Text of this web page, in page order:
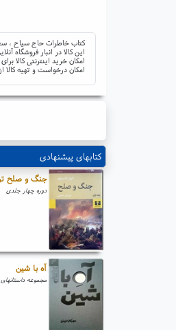
کتاب خاطرات حاج سیاح ،
این کالا در انبار فروشگاه
امکان خرید اینترنتی
امکان درخواست و تهیه
کتابهای پیشنهادی
جنگ و صلح
دوره چهار جلدی
آه با شین
مجموعه